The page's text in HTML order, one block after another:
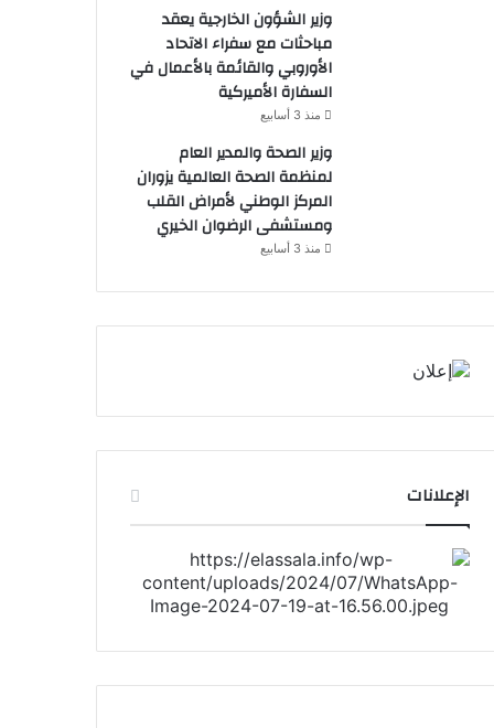
وزير الشؤون الخارجية يعقد
مباحثات مع سفراء الاتحاد
الأوروبي والقائمة بالأعمال في
السفارة الأميركية
منذ 3 أسابيع
وزير الصحة والمدير العام
لمنظمة الصحة العالمية يزوران
المركز الوطني لأمراض القلب
ومستشفى الرضوان الخيري
منذ 3 أسابيع
الإعلانات